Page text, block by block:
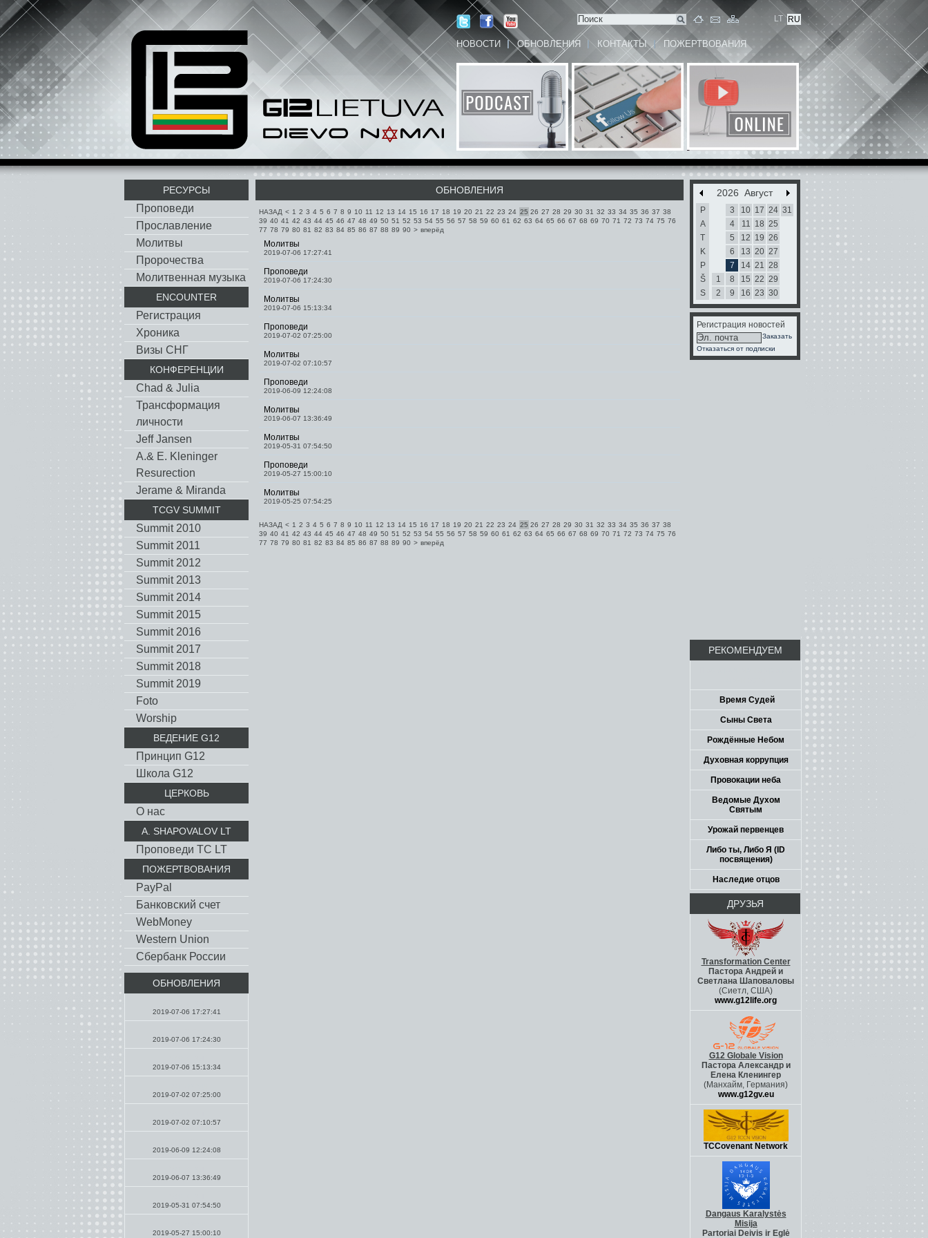
LT RU
НОВОСТИ ОБНОВЛЕНИЯ КОНТАКТЫ ПОЖЕРТВОВАНИЯ
РЕСУРСЫ
Проповеди
Прославление
Молитвы
Пророчества
Молитвенная музыка
ENCOUNTER
Регистрация
Хроника
Визы СНГ
КОНФЕРЕНЦИИ
Chad & Julia
Трансформация
личности
Jeff Jansen
A.& E. Kleninger
Resurection
Jerame & Miranda
TCGV SUMMIT
Summit 2010
Summit 2011
Summit 2012
Summit 2013
Summit 2014
Summit 2015
Summit 2016
Summit 2017
Summit 2018
Summit 2019
Foto
Worship
ВЕДЕНИЕ G12
Принцип G12
Школа G12
ЦЕРКОВЬ
О нас
A. SHAPOVALOV LT
Проповеди TC LT
ПОЖЕРТВОВАНИЯ
PayPal
Банковский счет
WebMoney
Western Union
Сбербанк России
ОБНОВЛЕНИЯ
2019-07-06 17:27:41
2019-07-06 17:24:30
2019-07-06 15:13:34
2019-07-02 07:25:00
2019-07-02 07:10:57
2019-06-09 12:24:08
2019-06-07 13:36:49
2019-05-31 07:54:50
2019-05-27 15:00:10
ОБНОВЛЕНИЯ
НАЗАД < 1 2 3 4 5 6 7 8 9 10 11 12 13 14 15 16 17 18 19 20 21 22 23 24 25 26 27 28 29 30 31 32 33 34 35 36 37 38
39 40 41 42 43 44 45 46 47 48 49 50 51 52 53 54 55 56 57 58 59 60 61 62 63 64 65 66 67 68 69 70 71 72 73 74 75 76
77 78 79 80 81 82 83 84 85 86 87 88 89 90 > вперёд
Молитвы
2019-07-06 17:27:41
Проповеди
2019-07-06 17:24:30
Молитвы
2019-07-06 15:13:34
Проповеди
2019-07-02 07:25:00
Молитвы
2019-07-02 07:10:57
Проповеди
2019-06-09 12:24:08
Молитвы
2019-06-07 13:36:49
Молитвы
2019-05-31 07:54:50
Проповеди
2019-05-27 15:00:10
Молитвы
2019-05-25 07:54:25
НАЗАД < 1 2 3 4 5 6 7 8 9 10 11 12 13 14 15 16 17 18 19 20 21 22 23 24 25 26 27 28 29 30 31 32 33 34 35 36 37 38
39 40 41 42 43 44 45 46 47 48 49 50 51 52 53 54 55 56 57 58 59 60 61 62 63 64 65 66 67 68 69 70 71 72 73 74 75 76
77 78 79 80 81 82 83 84 85 86 87 88 89 90 > вперёд
2026 Август
P
A
T
K
P
Š
S
1
2
3
4
5
6
7
8
9
10
11
12
13
14
15
16
17
18
19
20
21
22
23
24
25
26
27
28
29
30
31
Регистрация новостей
Заказать
Отказаться от подписки
РЕКОМЕНДУЕМ
Время Судей
Сыны Света
Рождённые Небом
Духовная коррупция
Провокации неба
Ведомые Духом
Святым
Урожай первенцев
Либо ты, Либо Я (ID
посвящения)
Наследие отцов
ДРУЗЬЯ
Transformation Center
Пастора Андрей и
Светлана Шаповаловы
(Сиетл, США)
www.g12life.org
G12 Globale Vision
Пастора Александр и
Елена Кленингер
(Манхайм, Германия)
www.g12gv.eu
TCCovenant Network
Dangaus Karalystės
Misija
Partoriai Deivis ir Eglė